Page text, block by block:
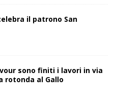
il patrono San
sono finiti i lavori in via
rotonda al Gallo